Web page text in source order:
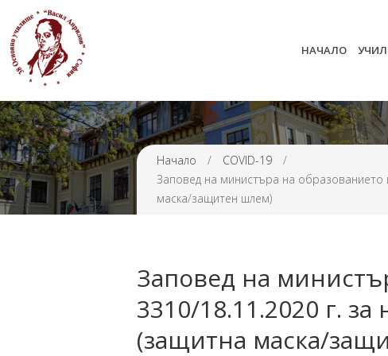
НАЧАЛО
Начало / COVID-19
/
Заповед на министъра на образованието
маска/защитен шлем)
Заповед на
3310/18.11.2020 г.
(защитна маска/